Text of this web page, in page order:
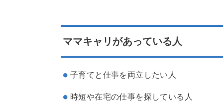
ママキャリがあっている人
子育てと仕事を両立したい人
時短や在宅の仕事を探している人